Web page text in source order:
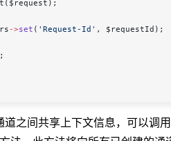
( $request );
->set ( 'Request-Id' , $requestId );
;
之间共享上下文信息，可以调用